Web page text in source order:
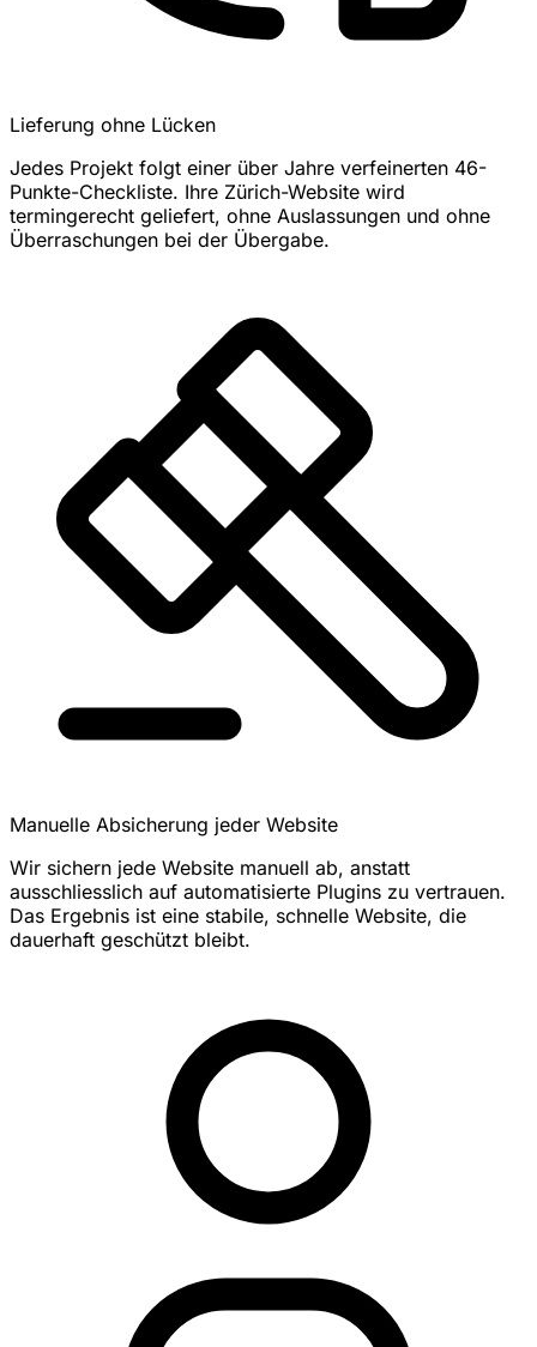
Lieferung ohne Lücken
Jedes Projekt folgt einer über Jahre verfeinerten 46-
Punkte-Checkliste. Ihre Zürich-Website wird
termingerecht geliefert, ohne Auslassungen und ohne
Überraschungen bei der Übergabe.
Manuelle Absicherung jeder Website
Wir sichern jede Website manuell ab, anstatt
ausschliesslich auf automatisierte Plugins zu vertrauen.
Das Ergebnis ist eine stabile, schnelle Website, die
dauerhaft geschützt bleibt.